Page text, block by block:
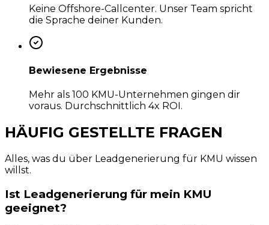
Keine Offshore-Callcenter. Unser Team spricht
die Sprache deiner Kunden.
Bewiesene Ergebnisse
Mehr als 100 KMU-Unternehmen gingen dir
voraus. Durchschnittlich 4x ROI.
HÄUFIG GESTELLTE FRAGEN
Alles, was du über Leadgenerierung für KMU wissen
willst.
Ist Leadgenerierung für mein KMU
geeignet?